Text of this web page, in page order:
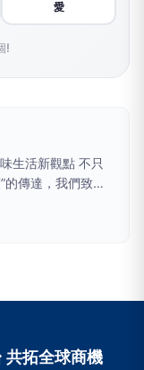
愛
!
的傳達，我們致力
行，值得信任的媒
有價值且白色中
共拓全球商機